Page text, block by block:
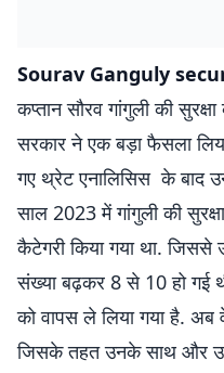
Sourav Ganguly
कप्तान सौरव गांगुली की
सरकार ने एक बड़ा फैसला लिया
गए थ्रेट एनालिसिस के बाद
साल 2023 में गांगुली की
कैटेगरी किया गया था. जिससे
संख्या बढ़कर 8 से 10 हो गई
को वापस ले लिया गया है. अब वे
जिसके तहत उनके साथ और